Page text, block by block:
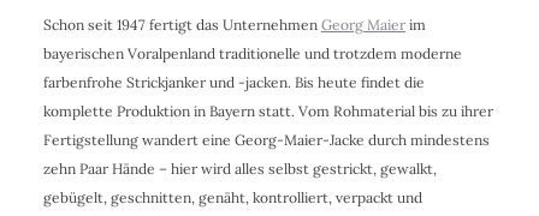
Schon seit 1947 fertigt das Unternehmen Georg Maierim
bayerischen Voralpenland traditionelle und trotzdem moderne
farbenfrohe Strickjanker und -jacken. Bis heute findet die
komplette Produktion in Bayern statt. Vom Rohmaterial bis zu ihrer
Fertigstellung wandert eine Georg-Maier-Jacke durch mindestens
zehn Paar Hände – hier wird alles selbst gestrickt, gewalkt,
gebügelt, geschnitten, genäht, kontrolliert, verpackt und